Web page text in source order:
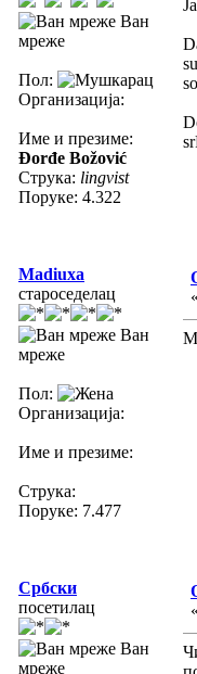
Ван
мреже
Пол:
Организација:
Име и презиме:
Đorđe Božović
Струка: lingvist
Поруке: 4.322
Madiuxa
староседелац
Ван
мреже
Пол:
Организација:
Име и презиме:
Струка:
Поруке: 7.477
«
Србски
посетилац
Ван
мреже
«